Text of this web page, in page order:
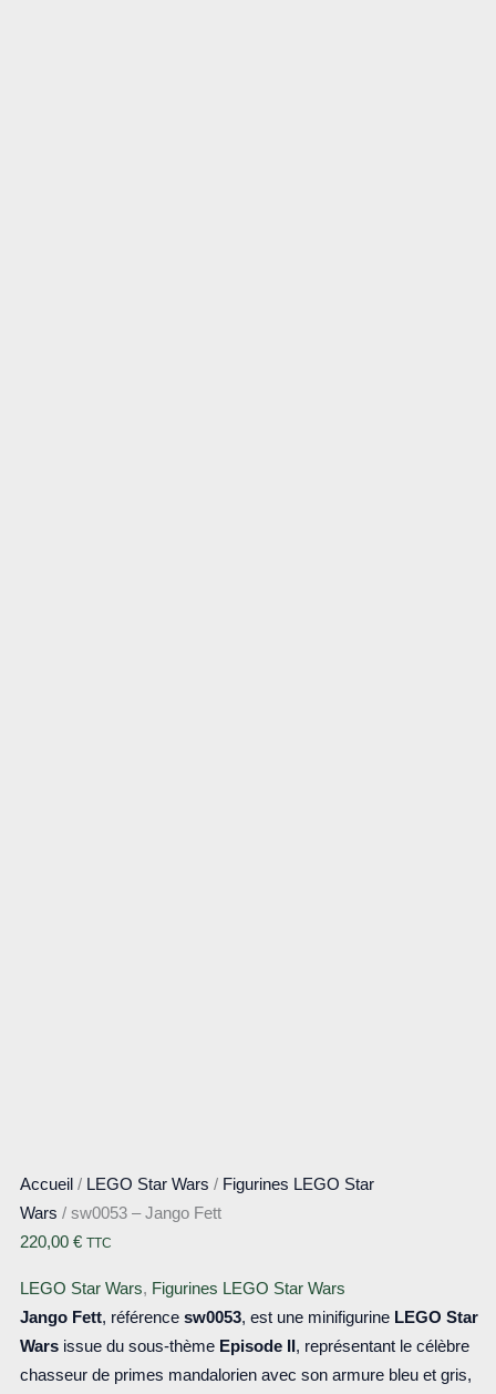
Accueil / LEGO Star Wars / Figurines LEGO Star
Wars / sw0053 – Jango Fett
220,00 € TTC
LEGO Star Wars, Figurines LEGO Star Wars
Jango Fett, référence sw0053, est une minifigurine LEGO Star
Warsissue du sous-thème Episode II, représentant le célèbre
chasseur de primes mandalorien avec son armure bleu et gris,